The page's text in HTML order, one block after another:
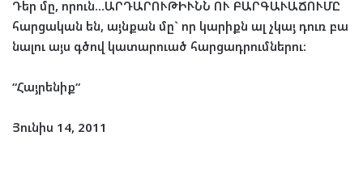
Դեր մը, որուն…ԱՐԴԱՐՈՒԹԻՒՆՆ ՈՒ ԲԱՐԳԱՒԱՃՈՒՄԸ
հարցական են, այնքան մը` որ կարիքն ալ չկայ դուռ բա
նալու այս գծով կատարուած հարցադրումներու:
“Հայրենիք“
Յունիս 14, 2011